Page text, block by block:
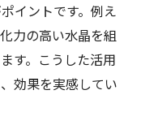
イントです。例え
力の高い水晶を組
す。こうした活用
効果を実感してい